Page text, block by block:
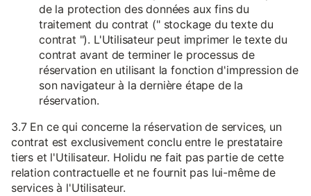
de la protection des données aux fins du
traitement du contrat (" stockage du texte du
contrat "). L'Utilisateur peut imprimer le texte du
contrat avant de terminer le processus de
réservation en utilisant la fonction d'impression de
son navigateur à la dernière étape de la
réservation.
3.7 En ce qui concerne la réservation de services, un
contrat est exclusivement conclu entre le prestataire
tiers et l'Utilisateur. Holidu ne fait pas partie de cette
relation contractuelle et ne fournit pas lui-même de
services à l'Utilisateur.